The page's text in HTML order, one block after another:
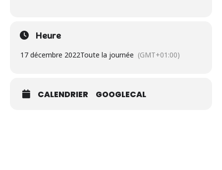
Heure
17 décembre 2022Toute la journée (GMT+01:00)
CALENDRIER GOOGLECAL